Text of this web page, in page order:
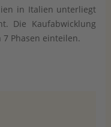
in Italien unterliegt
Die Kaufabwicklung
Phasen einteilen.